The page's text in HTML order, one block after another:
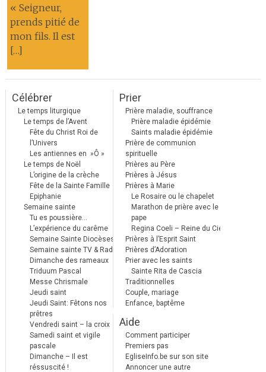
« Seigneur,
prends pitié de
mon fils. Il est
[…]
Célébrer
Le temps liturgique
Le temps de l’Avent
Fête du Christ Roi de
l’Univers
Les antiennes en »Ô »
Le temps de Noël
L’origine de la crèche
Fête de la Sainte Famille
Epiphanie
Semaine sainte
Tu es poussière…
L’expérience du carême
Semaine Sainte Diocèses
Semaine sainte TV & Radio
Dimanche des rameaux
Triduum Pascal
Messe Chrismale
Jeudi saint
Jeudi Saint: Fêtons nos
prêtres
Vendredi saint – la croix
Samedi saint et vigile
pascale
Dimanche – Il est
réssuscité !
Prier
Prière maladie, souffrance
Prière maladie épidémie
Saints maladie épidémie
Prière de communion
spirituelle
Prières au Père
Prières à Jésus
Prières à Marie
Le Rosaire ou le chapelet
Marathon de prière avec le
pape
Regina Coeli – Reine du Ciel
Prières à l’Esprit Saint
Prières d’Adoration
Prier avec les saints
Sainte Rita de Cascia
Traditionnelles
Couple, mariage
Enfance, baptême
Aide
Comment participer
Premiers pas
EgliseInfo.be sur son site
Annoncer une autre